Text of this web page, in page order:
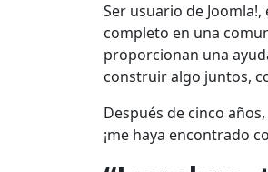
Ser usuario de
completo en una
proporcionan una
construir algo juntos,
Después de cinco
¡me haya encontrado